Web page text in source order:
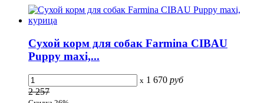
Сухой корм для собак Farmina CIBAU
Puppy maxi,...
x 1 670 руб
2 257